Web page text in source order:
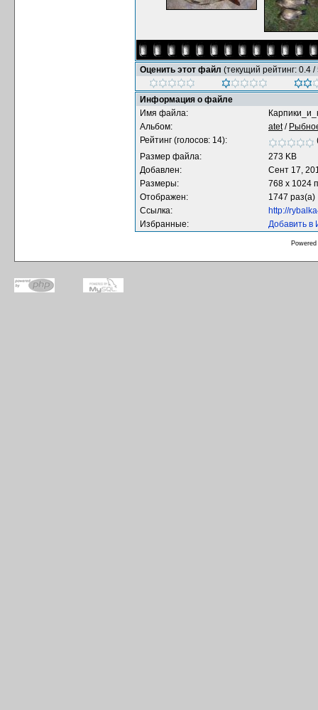
Оценить этот файл (текущий рейтинг: 0.4 /
Информация о файле
Имя файла:
Альбом:
atet/
Рейтинг (голосов: 14):
Размер файла:
273 KB
Добавлен:
Сент 17,
Размеры:
768 x 1024
Отображен:
1747 раз(а)
Ссылка:
http://
Избранные:
Добавить в